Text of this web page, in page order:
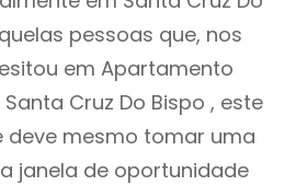
pessoas que, nos
em Apartamento
Cruz Do Bispo , este
deve mesmo tomar uma
janela de oportunidade